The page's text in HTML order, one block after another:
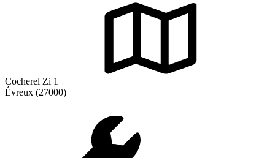
Cocherel Zi 1
Évreux (27000)